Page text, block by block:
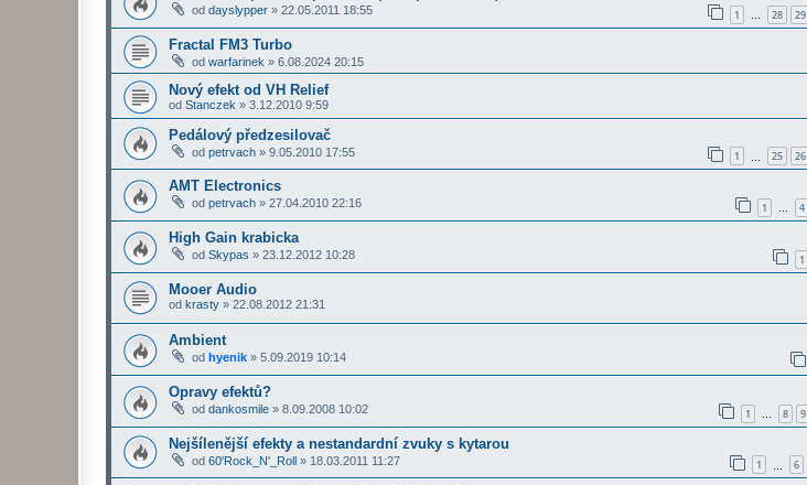
od dayslypper » 22.05.2011 18:55 1 … 28 29
Fractal FM3 Turbo
od warfarinek » 6.08.2024 20:15
Nový efekt od VH Relief
od Stanczek » 3.12.2010 9:59
Pedálový předzesilovač
od petrvach » 9.05.2010 17:55 1 25 26
AMT Electronics
od petrvach » 27.04.2010 22:16 1 … 4
High Gain krabicka
od Skypas » 23.12.2012 10:28 1
Mooer Audio
od krasty » 22.08.2012 21:31
Ambient
od hyenik » 5.09.2019 10:14
Opravy efektů?
od dankosmile » 8.09.2008 10:02 1 … 8 9
Nejšílenější efekty a nestandardní zvuky s kytarou
od 60'Rock_N'_Roll » 18.03.2011 11:27 1 6